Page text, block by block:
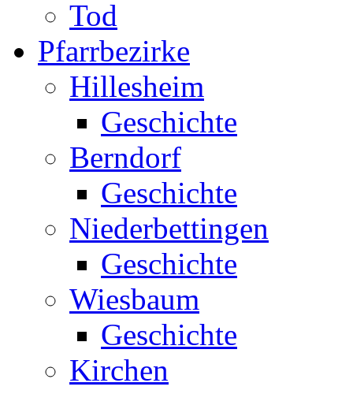
Tod
Pfarrbezirke
Hillesheim
Geschichte
Berndorf
Geschichte
Niederbettingen
Geschichte
Wiesbaum
Geschichte
Kirchen